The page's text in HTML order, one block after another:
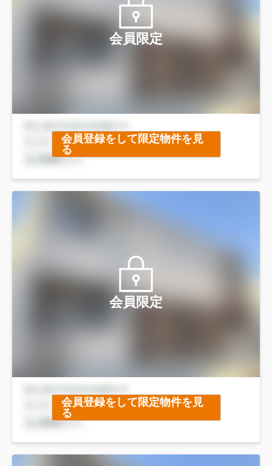
会員限定
会員登録をして限定物件を見
る
会員限定
会員登録をして限定物件を見
る